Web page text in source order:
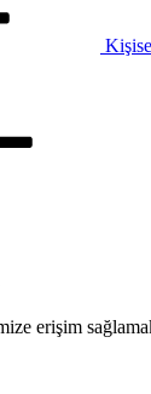
erişim